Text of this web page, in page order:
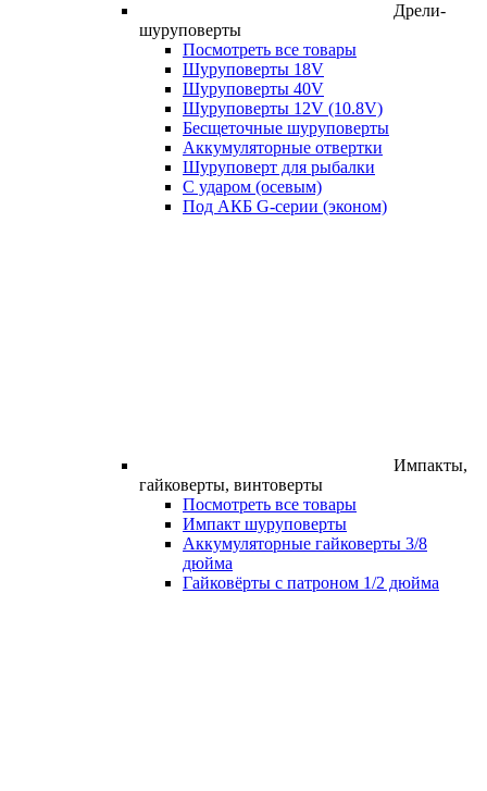
Дрели-
шуруповерты
Посмотреть все товары
Шуруповерты 18V
Шуруповерты 40V
Шуруповерты 12V (10.8V)
Бесщеточные шуруповерты
Аккумуляторные отвертки
Шуруповерт для рыбалки
С ударом (осевым)
Под АКБ G-серии (эконом)
Импакты,
гайковерты, винтоверты
Посмотреть все товары
Импакт шуруповерты
Аккумуляторные гайковерты 3/8
дюйма
Гайковёрты с патроном 1/2 дюйма